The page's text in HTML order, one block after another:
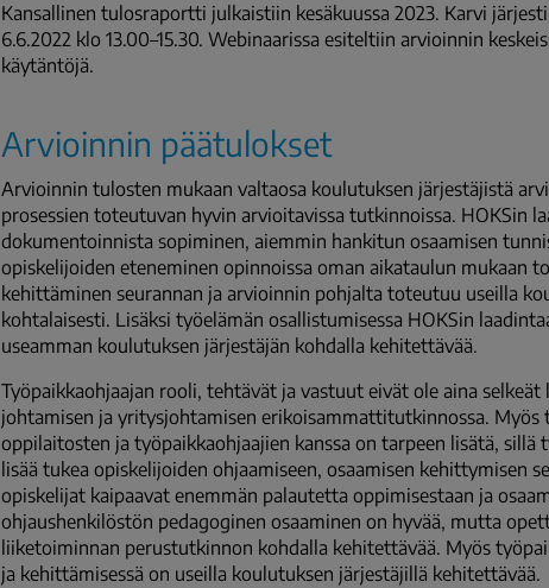
Kansallinen tulosraportti julkaistiin kesäkuussa 2023. Karvi
6.6.2022 klo 13.00–15.30. Webinaarissa esiteltiin arvioinnin
käytäntöjä.
Arvioinnin päätulokset
Arvioinnin tulosten mukaan valtaosa koulutuksen järjestäjistä
prosessien toteutuvan hyvin arvioitavissa tutkinnoissa. HOKSin
dokumentoinnista sopiminen, aiemmin hankitun osaamisen
opiskelijoiden eteneminen opinnoissa oman aikataulun mukaan
kehittäminen seurannan ja arvioinnin pohjalta toteutuu useilla
kohtalaisesti. Lisäksi työelämän osallistumisessa HOKSin
useamman koulutuksen järjestäjän kohdalla kehitettävää.
Työpaikkaohjaajan rooli, tehtävät ja vastuut eivät ole aina
johtamisen ja yritysjohtamisen erikoisammattitutkinnossa. Myös
oppilaitosten ja työpaikkaohjaajien kanssa on tarpeen lisätä,
lisää tukea opiskelijoiden ohjaamiseen, osaamisen kehittymisen
opiskelijat kaipaavat enemmän palautetta oppimisestaan ja
ohjaushenkilöstön pedagoginen osaaminen on hyvää, mutta
liiketoiminnan perustutkinnon kohdalla kehitettävää. Myös
ja kehittämisessä on useilla koulutuksen järjestäjillä kehitettävää.